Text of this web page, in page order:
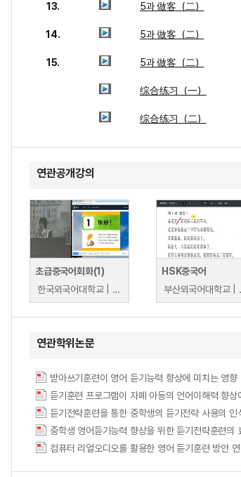
13. 5과 做客（二）
14. 5과 做客（二）
15. 5과 做客（二）
综合练习（一）
综合练习（二）
연관공개강의
초급중국어회화(1)
한국외국어대학교 | 채심연
HSK중국어
부
연관학위논문
받아쓰기훈련이 영어 듣기능력 향상에 미치
듣기훈련 프로그램이 자폐 아동의 언어이해
듣기전략훈련을 통한 중학생의 듣기전략 사용의 인
중학생 영어듣기능력 향상을 위한 듣기전략
컴퓨터 리얼오디오를 활용한 영어 듣기훈련